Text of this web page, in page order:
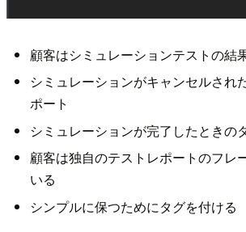
顧客はシミュレーションテストの結
シミュレーションがキャンセルされ
ポート
シミュレーションが完了したときの
顧客は独自のテストレポートのフレ
いる
シンプルに保つためにタグを付ける